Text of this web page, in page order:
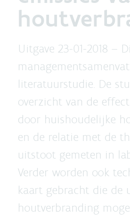
Uitgave 23-01-2018 –
literatuurstudie. De
overzicht van de
door huishoudelijke
en de relatie met de
uitstoot gemeten in
Verder worden ook
kaart gebracht die de
houtverbranding